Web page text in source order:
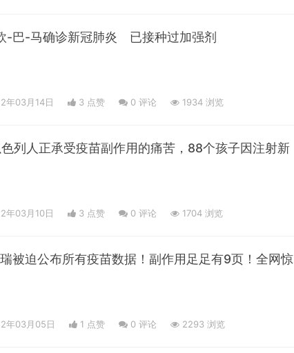
-巴-马确诊新冠肺炎 已接种过加强剂
年03月14日 3 点赞 0 评论 1934 浏览
列人正承受疫苗副作用的痛苦，88个孩子因注射新
年03月10日 3 点赞 0 评论 1704 浏览
被迫公布所有疫苗数据！副作用足足有9页！全网惊
年03月05日 1 点赞 0 评论 2293 浏览